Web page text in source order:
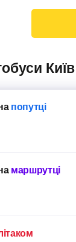
попутці
маршрутці